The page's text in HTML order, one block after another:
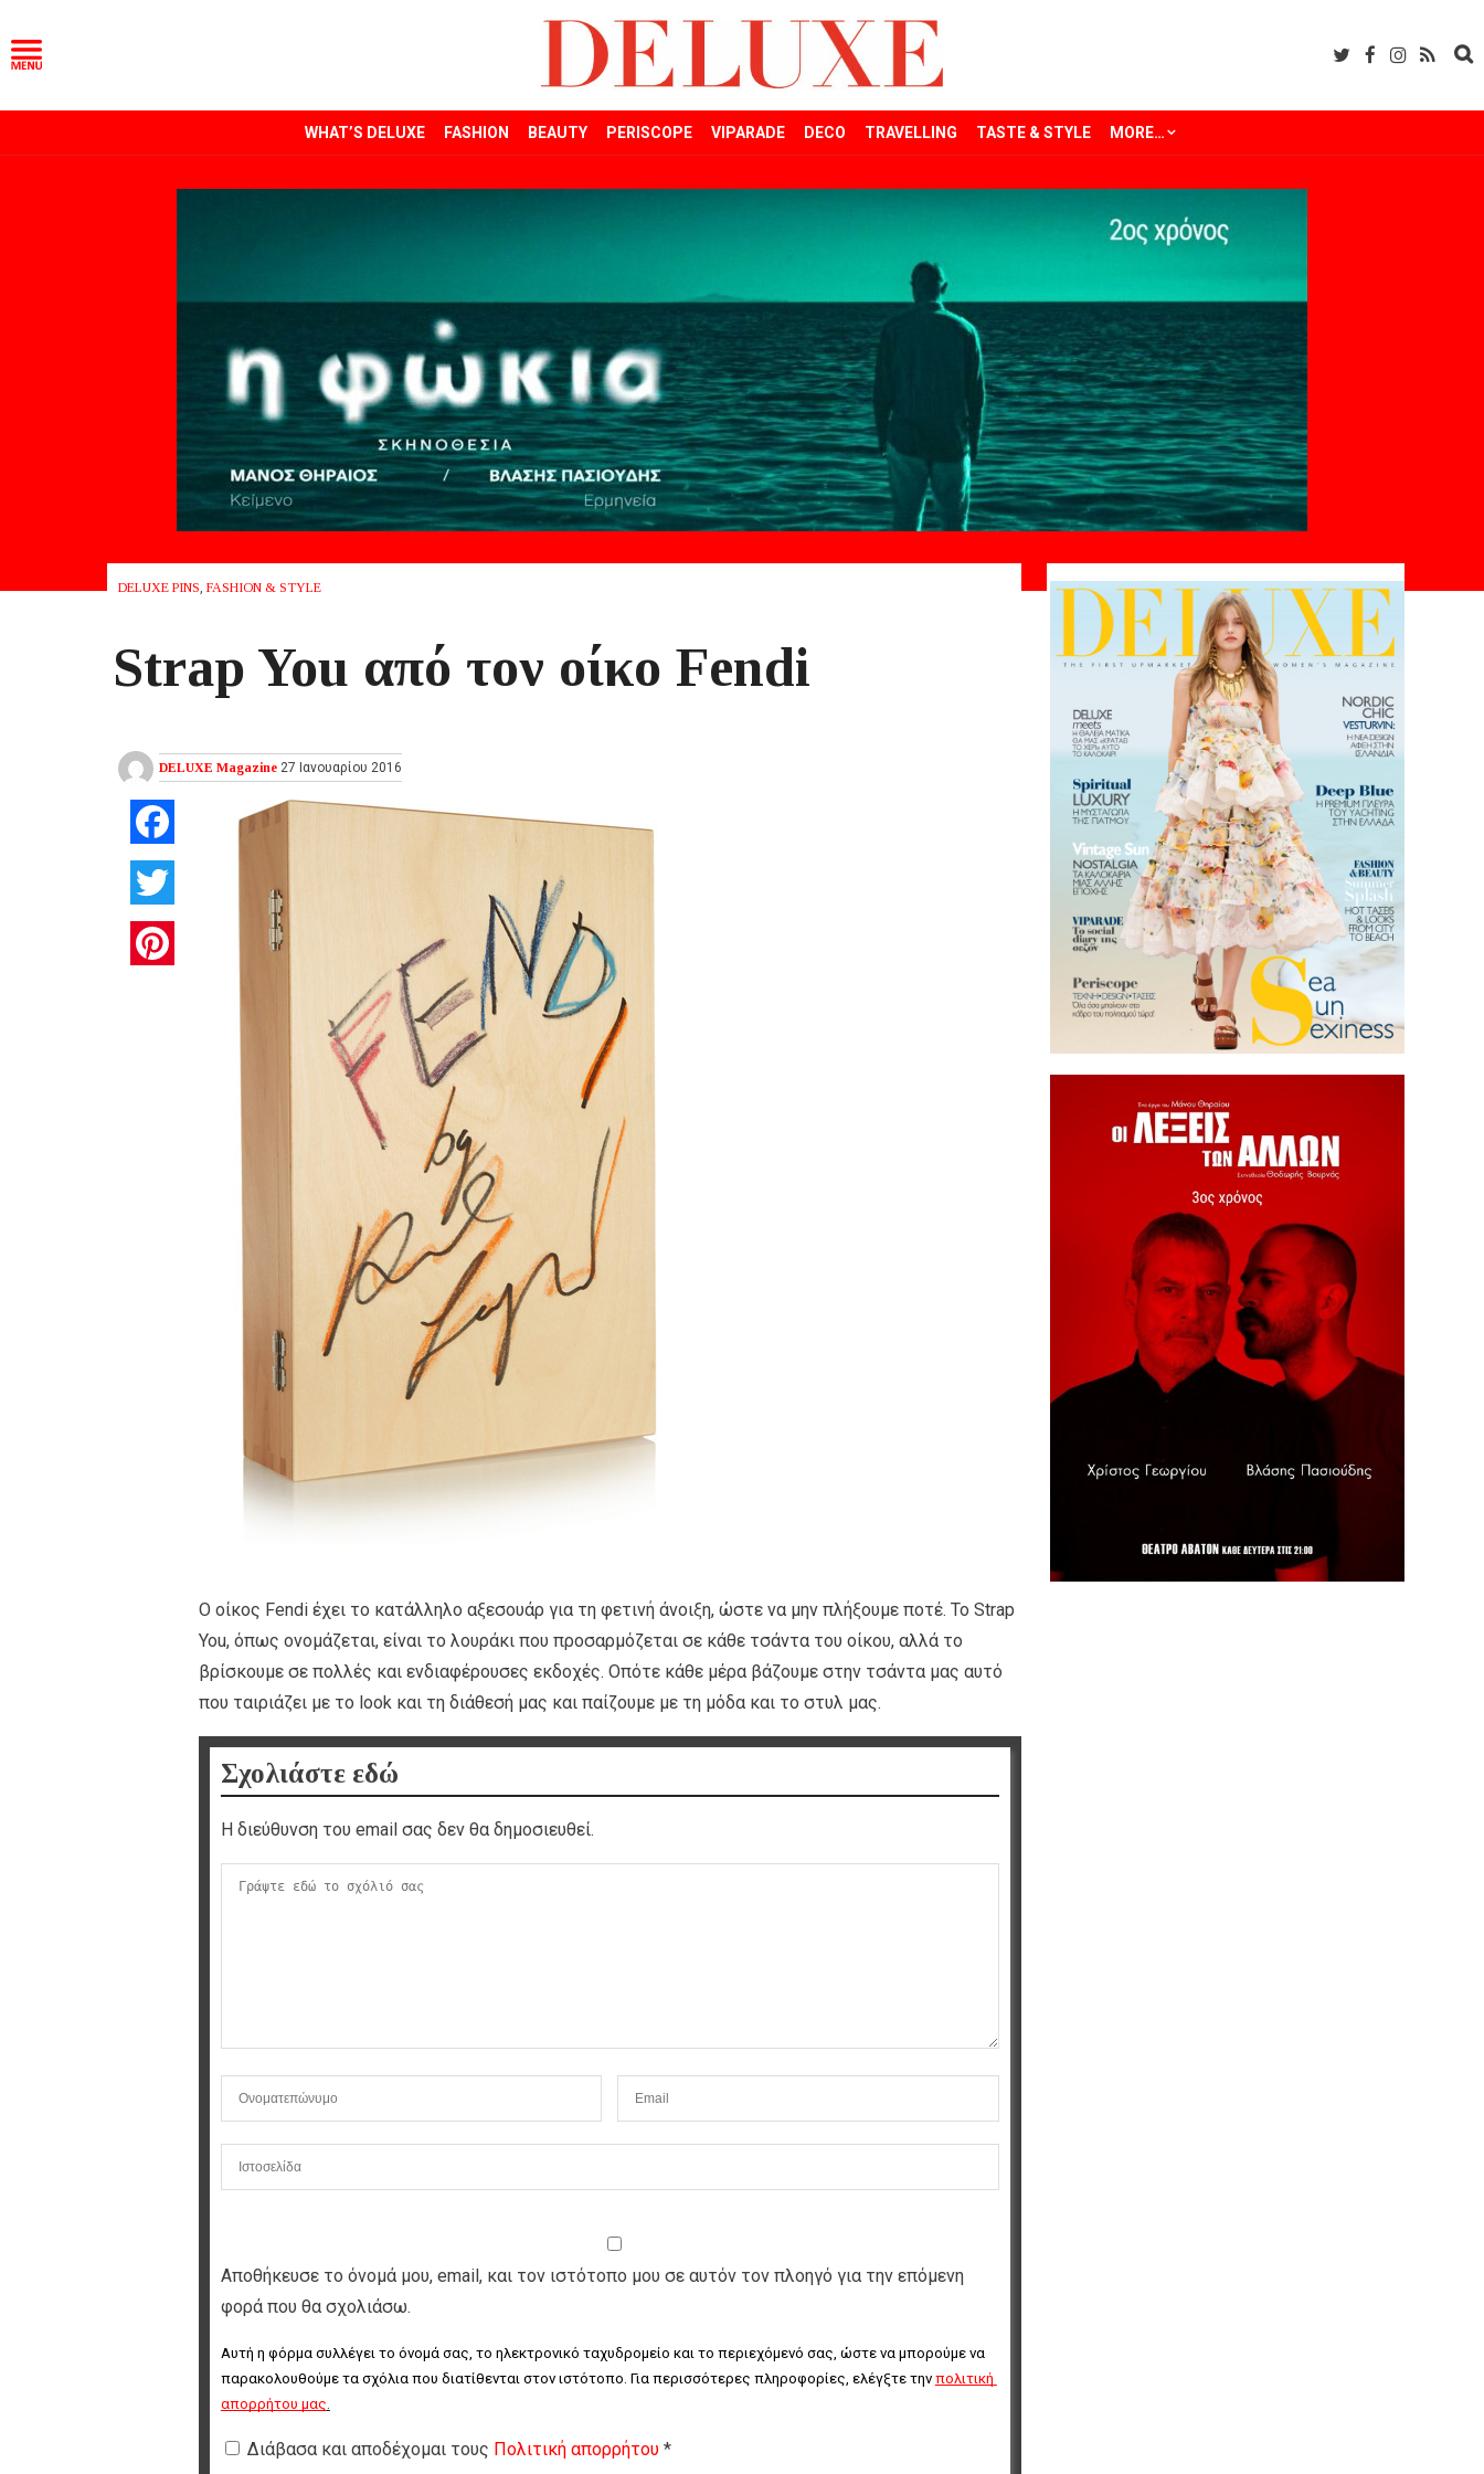
WHAT’S DELUXE FASHION BEAUTY PERISCOPE VIPARADE DECO TRAVELLING TASTE & STYLE MORE…
DELUXE PINS, FASHION & STYLE
Strap You από τον οίκο Fendi
DELUXE Magazine 27 Ιανουαρίου 2016
Facebook
Ο οίκος Fendi έχει το κατάλληλο αξεσουάρ για τη φετινή άνοιξη, ώστε να μην πλήξουμε ποτέ. Το Strap
You, όπως ονομάζεται, είναι το λουράκι που προσαρμόζεται σε κάθε τσάντα του οίκου, αλλά το
βρίσκουμε σε πολλές και ενδιαφέρουσες εκδοχές. Οπότε κάθε μέρα βάζουμε στην τσάντα μας αυτό
που ταιριάζει με το look και τη διάθεσή μας και παίζουμε με τη μόδα και το στυλ μας.
Σχολιάστε εδώ
Η διεύθυνση του email σας δεν θα δημοσιευθεί.
Αποθήκευσε το όνομά μου, email, και τον ιστότοπο μου σε αυτόν τον πλοηγό για την επόμενη
φορά που θα σχολιάσω.
Αυτή η φόρμα συλλέγει το όνομά σας, το ηλεκτρονικό ταχυδρομείο και το περιεχόμενό σας, ώστε να μπορούμε να
παρακολουθούμε τα σχόλια που διατίθενται στον ιστότοπο. Για περισσότερες πληροφορίες, ελέγξτε την πολιτική
απορρήτου μας.
Διάβασα και αποδέχομαι τους Πολιτική απορρήτου *